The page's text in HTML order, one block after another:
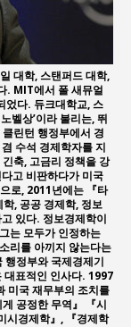
대학, 스탠퍼드 대학,
. MIT에서 폴 새뮤얼
었다. 듀크대학교, 스
벨상’이라 불리는, 뛰
린턴 행정부에서 경
수석 경제학자를 지
축, 고금리 정책을 강
고 비판하다가 미국
로, 2011년에는 『타
, 공공 경제학, 정보
있다. 정보경제학이
는 모두가 인정하는
리를 아끼지 않는다는
행정부와 국제경제기
대표적인 인사다. 1997
미국 재무부의 조치를
공정한 무역』 『시
시경제학』, 『경제학